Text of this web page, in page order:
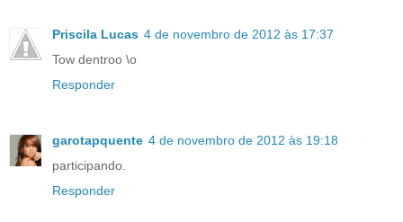
Priscila Lucas 4 de novembro de 2012 às 17:37
Tow dentroo \o
Responder
garotapquente 4 de novembro de 2012 às 19:18
participando.
Responder